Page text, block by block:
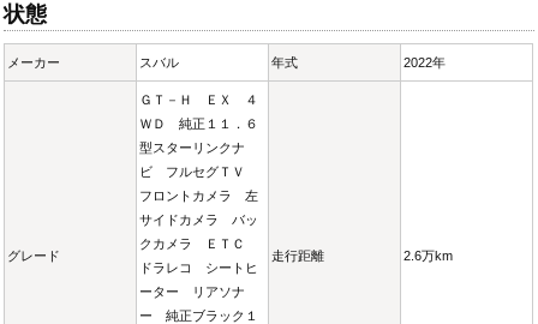
状態
メーカー スバル 年式 2022年
グレード
ＧＴ－Ｈ ＥＸ ４
ＷＤ 純正１１．６
型スターリンクナ
ビ フルセグＴＶ
フロントカメラ 左
サイドカメラ バッ
クカメラ ＥＴＣ
ドラレコ シートヒ
ーター リアソナ
ー 純正ブラック１
走行距離 2.6万km